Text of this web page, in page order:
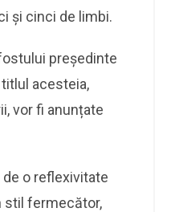
și cinci de limbi.­­­­
președinte
acesteia,
vor fi anunțate
o reflexivitate
stil fermecător,